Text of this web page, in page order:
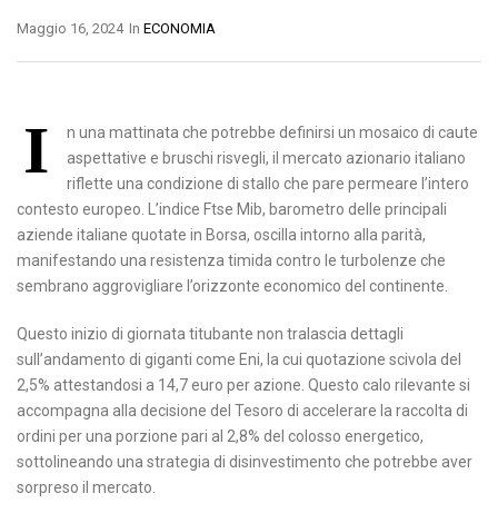
In ECONOMIA
Maggio 16, 2024
I
n una mattinata che potrebbe definirsi un mosaico di caute
aspettative e bruschi risvegli, il mercato azionario italiano
riflette una condizione di stallo che pare permeare l’intero
contesto europeo. L’indice Ftse Mib, barometro delle principali
aziende italiane quotate in Borsa, oscilla intorno alla parità,
manifestando una resistenza timida contro le turbolenze che
sembrano aggrovigliare l’orizzonte economico del continente.
Questo inizio di giornata titubante non tralascia dettagli
sull’andamento di giganti come Eni, la cui quotazione scivola del
2,5% attestandosi a 14,7 euro per azione. Questo calo rilevante si
accompagna alla decisione del Tesoro di accelerare la raccolta di
ordini per una porzione pari al 2,8% del colosso energetico,
sottolineando una strategia di disinvestimento che potrebbe aver
sorpreso il mercato.